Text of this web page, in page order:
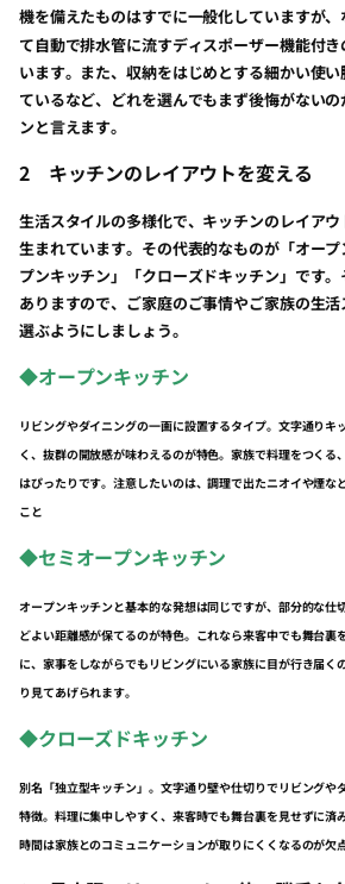
機を備えたものはすでに一般化していますが
て自動で排水管に流すディスポーザー機能付き
います。また、収納をはじめとする細かい使
ているなど、どれを選んでもまず後悔がない
ンと言えます。
2 キッチンのレイアウトを変える
生活スタイルの多様化で、キッチンのレイア
生まれています。その代表的なものが「オー
プンキッチン」「クローズドキッチン」です
ありますので、ご家庭のご事情やご家族の生
選ぶようにしましょう。
◆オープンキッチン
リビングやダイニングの一画に設置するタイプ。文字通りキ
く、抜群の開放感が味わえるのが特色。家族で料理をつくる
はぴったりです。注意したいのは、調理で出たニオイや煙な
こと
◆セミオープンキッチン
オープンキッチンと基本的な発想は同じですが、部分的な仕
どよい距離感が保てるのが特色。これなら来客中でも舞台裏
に、家事をしながらでもリビングにいる家族に目が行き届く
り見てあげられます。
◆クローズドキッチン
別名「独立型キッチン」。文字通り壁や仕切りでリビングや
特徴。料理に集中しやすく、来客時でも舞台裏を見せずに済
時間は家族とのコミュニケーションが取りにくくなるのが欠